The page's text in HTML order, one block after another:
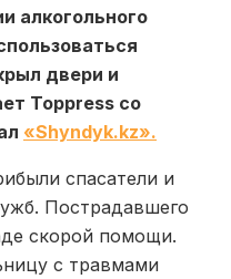
алкогольного
двери и
Toppress со
«Shyndyk.kz».
спасатели и
Пострадавшего
скорой помощи.
с травмами